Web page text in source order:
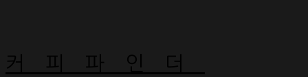
커피파인더